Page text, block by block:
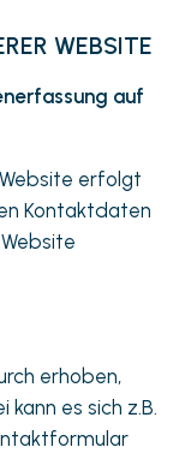
WEBSITE
auf
erfolgt
Kontaktdaten
erhoben,
es sich z.B.